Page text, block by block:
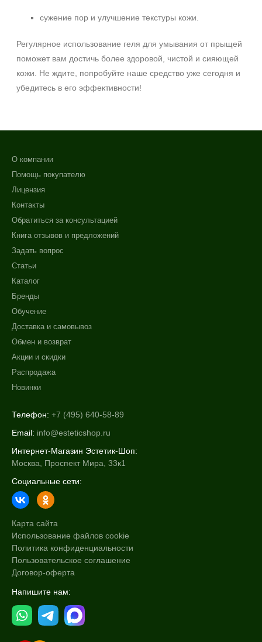
сужение пор и улучшение текстуры кожи.
Регулярное использование геля для умывания от прыщей
поможет вам достичь более здоровой, чистой и сияющей
кожи. Не ждите, попробуйте наше средство уже сегодня и
убедитесь в его эффективности!
О компании
Помощь покупателю
Лицензия
Контакты
Обратиться за консультацией
Книга отзывов и предложений
Задать вопрос
Статьи
Каталог
Бренды
Обучение
Доставка и самовывоз
Обмен и возврат
Акции и скидки
Распродажа
Новинки
Телефон: +7 (495) 640-58-89
Email: info@esteticshop.ru
Интернет-Магазин Эстетик-Шоп:
Москва, Проспект Мира, 33к1
Социальные сети:
Карта сайта
Использование файлов cookie
Политика конфиденциальности
Пользовательское соглашение
Договор-оферта
Напишите нам: